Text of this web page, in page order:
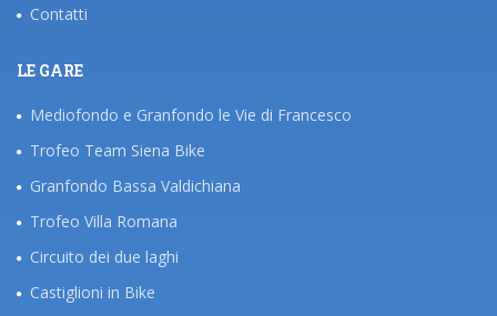
Contatti
LE GARE
Mediofondo e Granfondo le Vie di Francesco
Trofeo Team Siena Bike
Granfondo Bassa Valdichiana
Trofeo Villa Romana
Circuito dei due laghi
Castiglioni in Bike